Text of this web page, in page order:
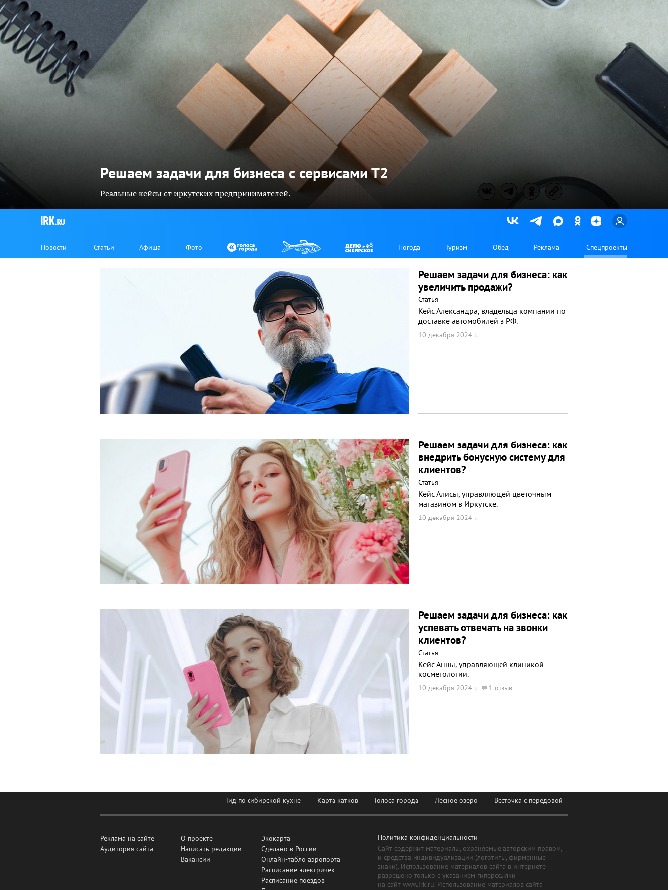
Решаем задачи для бизнеса с сервисами Т2
Реальные кейсы от иркутских предпринимателей.
Новости Статьи Афиша Фото Погода Туризм Обед Реклама Спецпроекты
Решаем задачи для бизнеса: как
увеличить продажи?
Статья
Кейс Александра, владельца компании по
доставке автомобилей в РФ.
10 декабря 2024 г.
Решаем задачи для бизнеса: как
внедрить бонусную систему для
клиентов?
Статья
Кейс Алисы, управляющей цветочным
магазином в Иркутске.
10 декабря 2024 г.
Решаем задачи для бизнеса: как
успевать отвечать на звонки
клиентов?
Статья
Кейс Анны, управляющей клиникой
косметологии.
10 декабря 2024 г. 1 отзыв
Гид по сибирской кухне Карта катков Голоса города Лесное озеро Весточка с передовой
Реклама на сайте
Аудитория сайта
О проекте
Написать редакции
Вакансии
Экокарта
Сделано в России
Онлайн-табло аэропорта
Расписание электричек
Расписание поездов
Политика конфиденциальности
Сайт содержит материалы, охраняемые авторским правом,
и средства индивидуализации (логотипы, фирменные
знаки). Использование материалов сайта в интернете
разрешено только с указанием гиперссылки
на сайт www.irk.ru. Использование материалов сайта